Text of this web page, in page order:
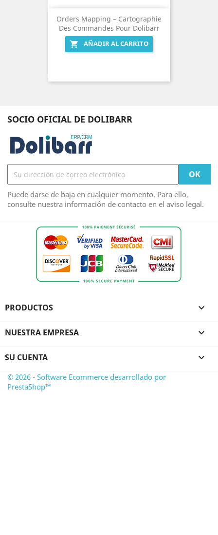
Orders Mapping – Cartographie
Des Commandes Pour Dolibarr

AÑADIR AL CARRITO
SOCIO OFICIAL DE DOLIBARR
Puede darse de baja en cualquier momento. Para ello,
consulte nuestra información de contacto en el aviso legal.
PRODUCTOS 
NUESTRA EMPRESA 
SU CUENTA 
© 2026 - Software Ecommerce desarrollado por
PrestaShop™